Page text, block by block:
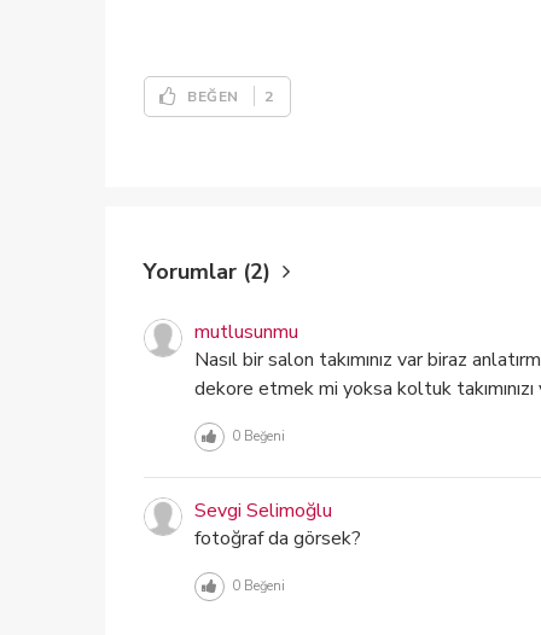
BEĞEN 2
Yorumlar (2)
mutlusunmu
Nasıl bir salon takımınız var biraz
dekore etmek mi yoksa koltuk
0Beğeni
Sevgi Selimoğlu
fotoğraf da görsek?
0Beğeni